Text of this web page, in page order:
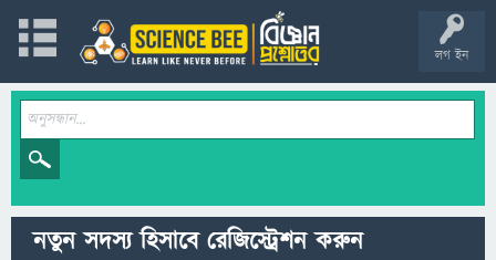
লগ ইন
নতুন সদস্য হিসাবে রেজিস্ট্রেশন করুন